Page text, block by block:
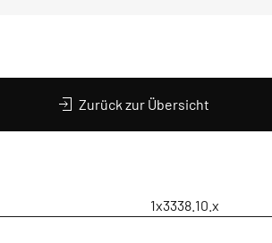
Zurück zur Übersicht
1x3338.10.x